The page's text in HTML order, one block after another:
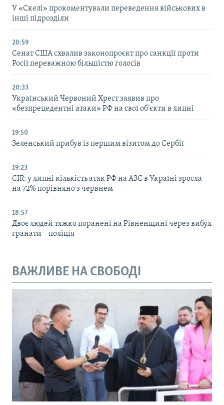
У «Скелі» прокоментували переведення військових в
інші підрозділи
20:59
Cенат США схвалив законопроєкт про санкції проти
Росії переважною більшістю голосів
20:33
Український Червоний Хрест заявив про
«безпрецедентні атаки» РФ на свої об’єкти в липні
19:50
Зеленський прибув із першим візитом до Сербії
19:23
CIR: у липні кількість атак РФ на АЗС в Україні зросла
на 72% порівняно з червнем
18:57
Двоє людей тяжко поранені на Рівненщині через вибух
гранати – поліція
ВАЖЛИВЕ НА СВОБОДІ